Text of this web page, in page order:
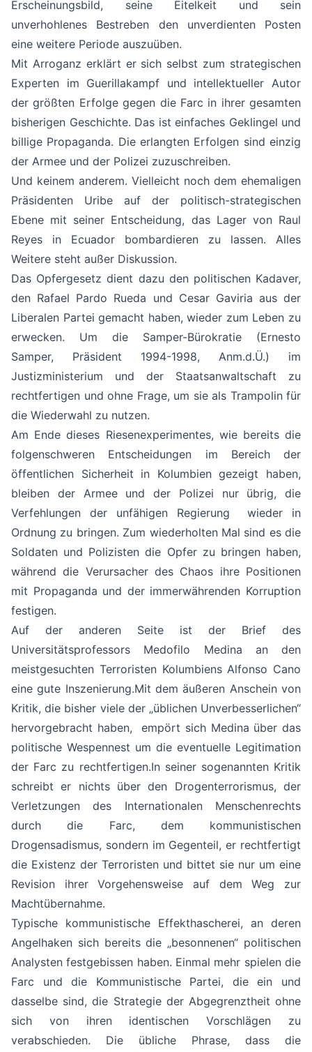
Erscheinungsbild, seine Eitelkeit und sein
unverhohlenes Bestreben den unverdienten Posten
eine weitere Periode auszuüben.
Mit Arroganz erklärt er sich selbst zum strategischen
Experten im Guerillakampf und intellektueller Autor
der größten Erfolge gegen die Farc in ihrer gesamten
bisherigen Geschichte. Das ist einfaches Geklingel und
billige Propaganda. Die erlangten Erfolgen sind einzig
der Armee und der Polizei zuzuschreiben.
Und keinem anderem. Vielleicht noch dem ehemaligen
Präsidenten Uribe auf der politisch-strategischen
Ebene mit seiner Entscheidung, das Lager von Raul
Reyes in Ecuador bombardieren zu lassen. Alles
Weitere steht außer Diskussion.
Das Opfergesetz dient dazu den politischen Kadaver,
den Rafael Pardo Rueda und Cesar Gaviria aus der
Liberalen Partei gemacht haben, wieder zum Leben zu
erwecken. Um die Samper-Bürokratie (Ernesto
Samper, Präsident 1994-1998, Anm.d.Ü.) im
Justizministerium und der Staatsanwaltschaft zu
rechtfertigen und ohne Frage, um sie als Trampolin für
die Wiederwahl zu nutzen.
Am Ende dieses Riesenexperimentes, wie bereits die
folgenschweren Entscheidungen im Bereich der
öffentlichen Sicherheit in Kolumbien gezeigt haben,
bleiben der Armee und der Polizei nur übrig, die
Verfehlungen der unfähigen Regierung wieder in
Ordnung zu bringen. Zum wiederholten Mal sind es die
Soldaten und Polizisten die Opfer zu bringen haben,
während die Verursacher des Chaos ihre Positionen
mit Propaganda und der immerwährenden Korruption
festigen.
Auf der anderen Seite ist der Brief des
Universitätsprofessors Medofilo Medina an den
meistgesuchten Terroristen Kolumbiens Alfonso Cano
eine gute Inszenierung.Mit dem äußeren Anschein von
Kritik, die bisher viele der „üblichen Unverbesserlichen“
hervorgebracht haben, empört sich Medina über das
politische Wespennest um die eventuelle Legitimation
der Farc zu rechtfertigen.In seiner sogenannten Kritik
schreibt er nichts über den Drogenterrorismus, der
Verletzungen des Internationalen Menschenrechts
durch die Farc, dem kommunistischen
Drogensadismus, sondern im Gegenteil, er rechtfertigt
die Existenz der Terroristen und bittet sie nur um eine
Revision ihrer Vorgehensweise auf dem Weg zur
Machtübernahme.
Typische kommunistische Effekthascherei, an deren
Angelhaken sich bereits die „besonnenen“ politischen
Analysten festgebissen haben. Einmal mehr spielen die
Farc und die Kommunistische Partei, die ein und
dasselbe sind, die Strategie der Abgegrenztheit ohne
sich von ihren identischen Vorschlägen zu
verabschieden. Die übliche Phrase, dass die